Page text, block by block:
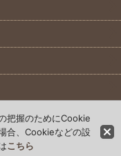
Co., Ltd.
ショップ作成サービス
把握のためにCookie
合、Cookieなどの設
こちら